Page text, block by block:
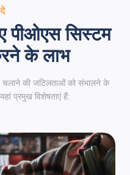
पीओएस सिस्टम
के लाभ
चलाने की जटिलताओं को संभालने के
प्रमुख विशेषताएं हैं: